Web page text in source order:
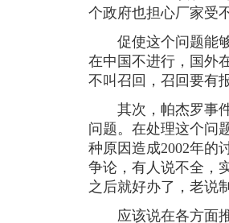
个政府也担心厂家受
促使这个问题能够
在中国不进行，国外
不叫召回，召回要有
其次，帕杰罗事件
问题。在处理这个问
种原因造成2002年的
争论，有人说不全，
之后就好办了，老说
应该说在各方面推